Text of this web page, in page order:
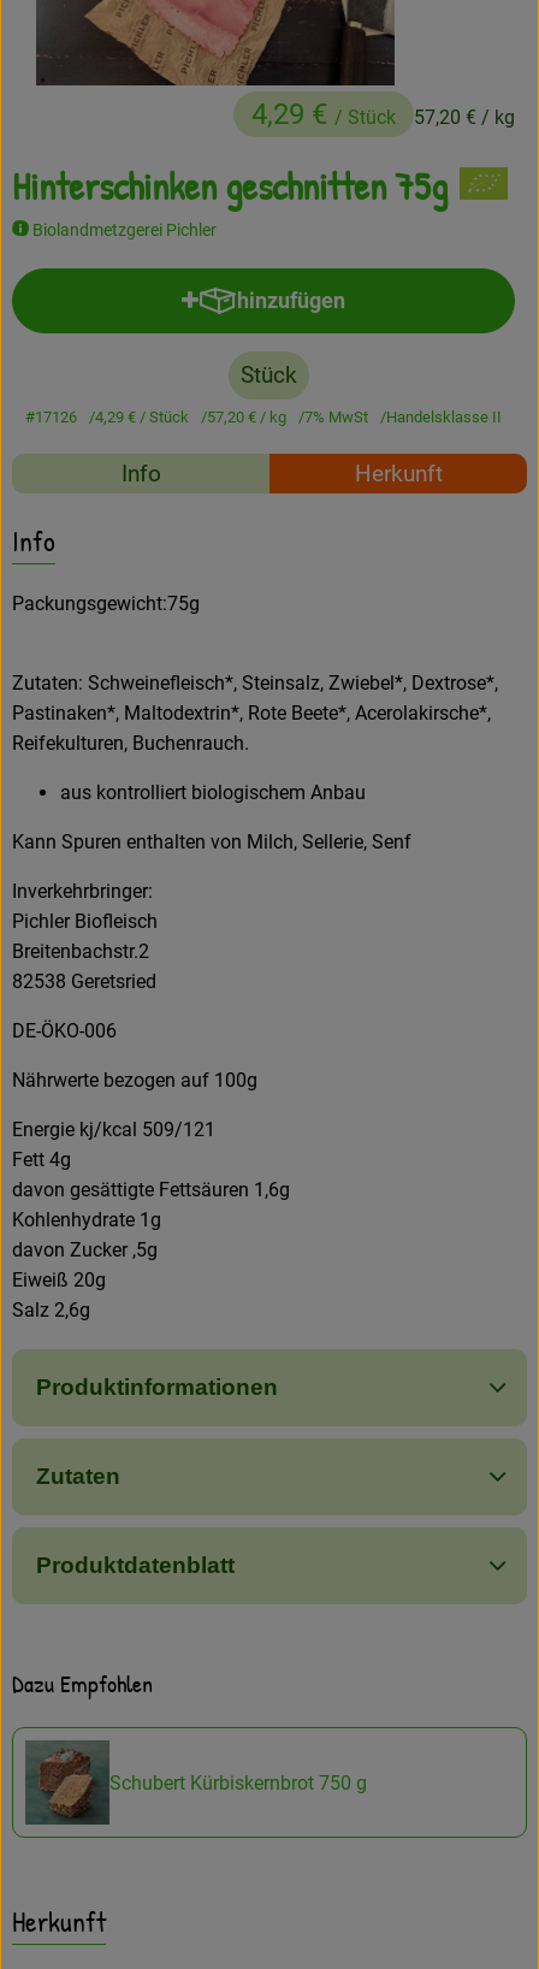
Frisches
Angebote
Getränke
Naturkosmetik
Gratis Ökokiste im Wert von 25 Euro
Kundenbrief
Amperhof-Blog
Entdecken
Hinterschinken geschnitten 75g
Biolandmetzgerei Pichler
4,29 € / Stück 57,20 € / kg
hinzufügen
Produkt zum Warenkorb
Stück
#17126 4,29 € / Stück 57,20 € / kg 7% MwSt Handelsklasse II
Rezepte
Info Herkunft
Info
Packungsgewicht:75g
Zutaten: Schweinefleisch*, Steinsalz, Zwiebel*, Dextrose*,
Pastinaken*, Maltodextrin*, Rote Beete*, Acerolakirsche*,
Reifekulturen, Buchenrauch.
aus kontrolliert biologischem Anbau
Kann Spuren enthalten von Milch, Sellerie, Senf
Inverkehrbringer:
Pichler Biofleisch
Breitenbachstr.2
82538 Geretsried
DE-ÖKO-006
Nährwerte bezogen auf 100g
Energie kj/kcal 509/121
Fett 4g
davon gesättigte Fettsäuren 1,6g
Kohlenhydrate 1g
davon Zucker ,5g
Eiweiß 20g
Salz 2,6g
Produktinformationen
Zutaten
Produktdatenblatt
Dazu Empfohlen
Schubert Kürbiskernbrot 750 g
Herkunft